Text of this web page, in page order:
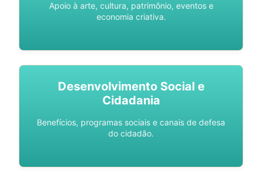
Apoio à arte, cultura, patrimônio, eventos e
economia criativa.
Desenvolvimento Social e
Cidadania
Benefícios, programas sociais e canais de defesa
do cidadão.